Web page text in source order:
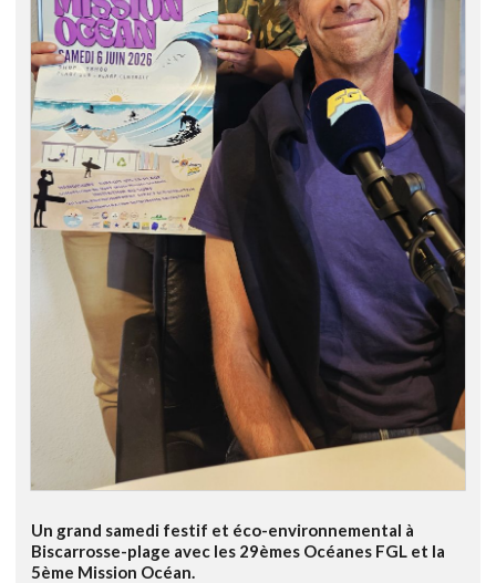
Un grand samedi festif et éco-environnemental à
Biscarrosse-plage avec les 29èmes Océanes FGL et la
5ème Mission Océan.